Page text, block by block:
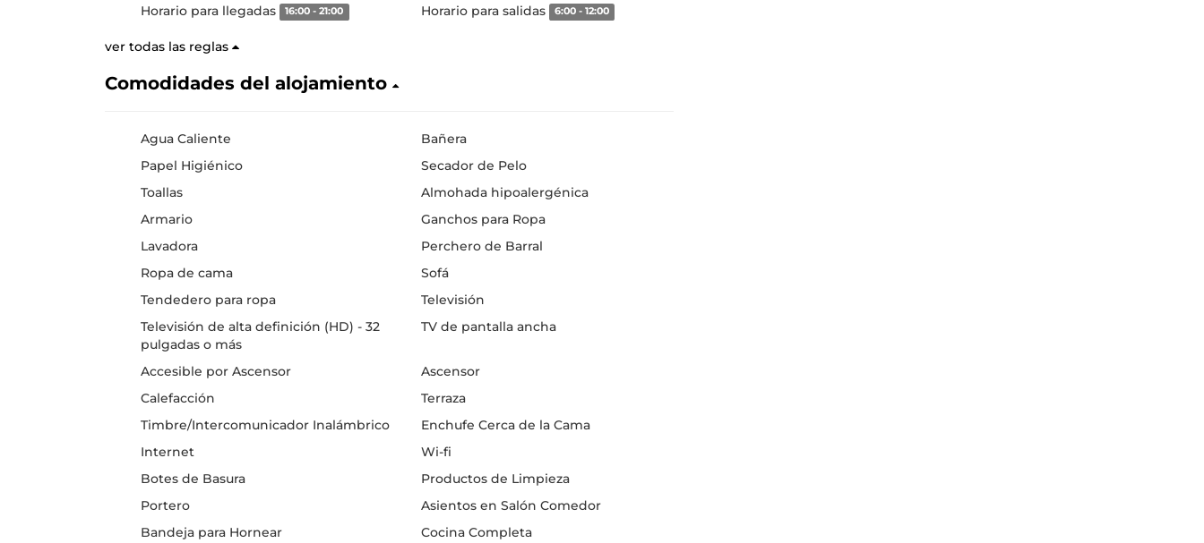
Horario para llegadas 16:00 - 21:00 Horario para salidas 6:00 - 12:00
ver todas las reglas
Comodidades del alojamiento
Agua Caliente
Bañera
Papel Higiénico
Secador de Pelo
Toallas
Almohada hipoalergénica
Armario
Ganchos para Ropa
Lavadora
Perchero de Barral
Ropa de cama
Sofá
Tendedero para ropa
Televisión
Televisión de alta definición (HD) - 32
pulgadas o más
TV de pantalla ancha
Accesible por Ascensor
Ascensor
Calefacción
Terraza
Timbre/Intercomunicador Inalámbrico
Enchufe Cerca de la Cama
Internet
Wi-fi
Botes de Basura
Productos de Limpieza
Portero
Asientos en Salón Comedor
Bandeja para Hornear
Cocina Completa